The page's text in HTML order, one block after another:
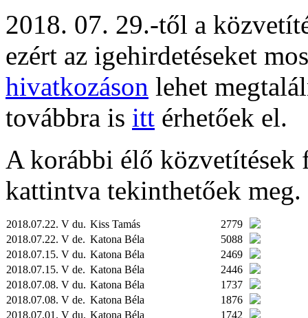
2018. 07. 29.-től a
ezért az igehirdetéseket
hivatkozáson lehet
továbbra is itt érhetőek el.
A korábbi élő közvetítések
kattintva tekinthetőek meg.
2018.07.22. V du. Kiss Tamás
2779
2018.07.22. V de. Katona Béla
5088
2018.07.15. V du. Katona Béla
2469
2018.07.15. V de. Katona Béla
2446
2018.07.08. V du. Katona Béla
1737
2018.07.08. V de. Katona Béla
1876
2018.07.01. V du. Katona Béla
1742